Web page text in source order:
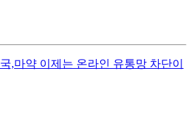
,마약 이제는 온라인 유통망 차단이